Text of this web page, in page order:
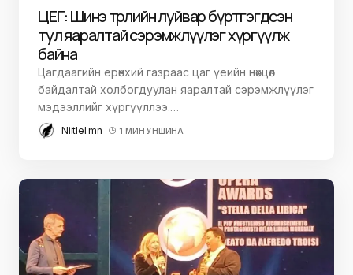
ЦЕГ: Шинэ төрлийн луйвар бүртгэгдсэн
тул яаралтай сэрэмжлүүлэг хүргүүлж
байна
Цагдаагийн ерөнхий газраас цаг үеийн нөхцөл
байдалтай холбогдуулан яаралтай сэрэмжлүүлэг
мэдээллийг хүргүүллээ.…
Niitlel.mn 1 МИН УНШИНА